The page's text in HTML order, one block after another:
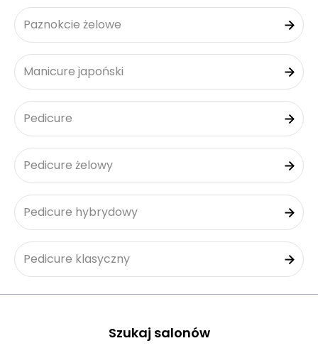
Paznokcie żelowe
Manicure japoński
Pedicure
Pedicure żelowy
Pedicure hybrydowy
Pedicure klasyczny
Szukaj salonów